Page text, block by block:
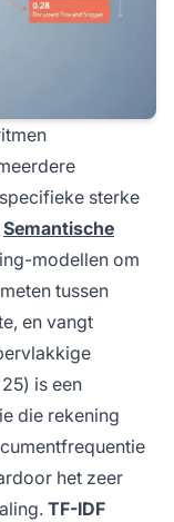
sterke
Semantische
modellen om
tussen
en vangt
is een
die rekening
het zeer
TF-IDF